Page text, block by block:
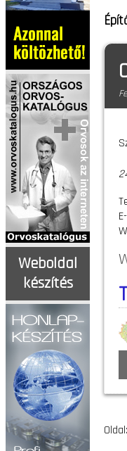
Weboldal
készítés